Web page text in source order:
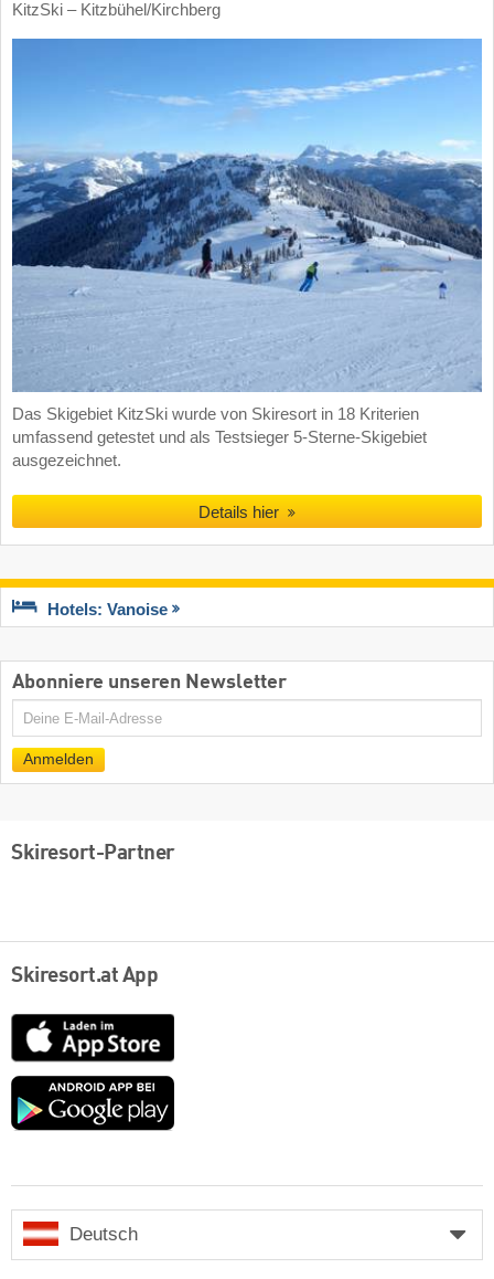
KitzSki – Kitzbühel/​Kirchberg
Das Skigebiet KitzSki wurde von Skiresort in 18 Kriterien
umfassend getestet und als Testsieger 5-Sterne-Skigebiet
ausgezeichnet.
Details hier
Hotels: Vanoise
Abonniere unseren Newsletter
E-
Anmelden
Skiresort-Partner
Skiresort.at App
App
Store
Google
Deutsch